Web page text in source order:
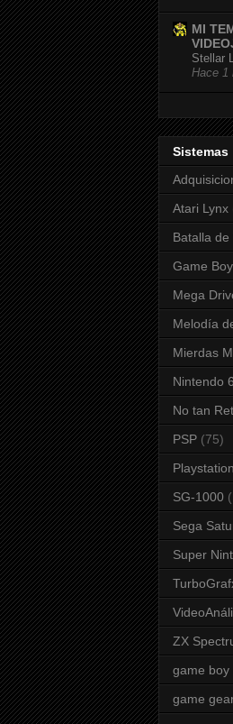
MI
Stellar
Hace 1
Sistemas
Atari Lynx
Batalla de
Game
Mega
Melodía
Mierdas
Nintendo
No tan
PSP (75)
SG-1000
Sega
Super
ZX
game boy
game